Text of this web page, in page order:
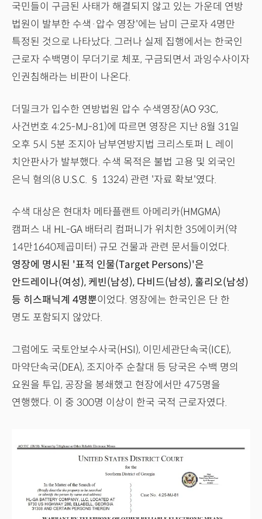
국민들이 구금된 사태가 해결되지 않고 있는 가운데 연방
법원이 발부한 수색·압수 영장'에는 남미 근로자 4명만
특정된 것으로 나타났다. 그러나 실제 집행에서는 한국인
근로자 수백명이 무더기로 체포, 구금되면서 과잉수사이자
인권침해라는 비판이 나온다.
더밀크가 입수한 연방법원 압수 수색영장(AO 93C,
사건번호 4:25-MJ-81)에 따르면 영장은 지난 8월 31일
오후 5시 5분 조지아 남부연방지법 크리스토퍼 L. 레이
치안판사가 발부했다. 수색 목적은 불법 고용 및 외국인
은닉 혐의(8 U.S.C. § 1324) 관련 '자료 확보'였다.
수색 대상은 현대차 메타플랜트 아메리카(HMGMA)
캠퍼스 내 HL-GA 배터리 컴퍼니가 위치한 35에이커(약
14만1640제곱미터) 규모 건물과 관련 문서들이었다.
영장에 명시된 '표적 인물(Target Persons)'은
안드레이나(여성), 케빈(남성), 다비드(남성), 훌리오(남성)
등 히스패닉계 4명뿐이었다. 영장에는 한국인은 단 한
명도 포함되지 않았다.
그럼에도 국토안보수사국(HSI), 이민세관단속국(ICE),
마약단속국(DEA), 조지아주 순찰대 등 당국은 수백 명의
요원을 투입, 공장을 봉쇄했고 현장에서만 475명을
연행했다. 이 중 300명 이상이 한국 국적 근로자였다.